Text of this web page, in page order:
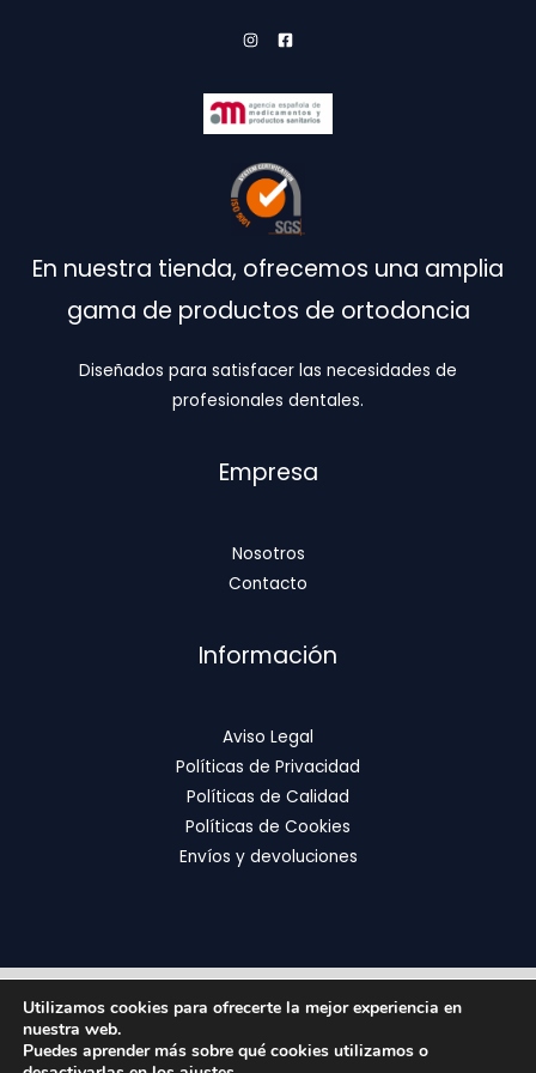
En nuestra tienda, ofrecemos una amplia
gama de productos de ortodoncia
Diseñados para satisfacer las necesidades de
profesionales dentales.
Empresa
Nosotros
Contacto
Información
Aviso Legal
Políticas de Privacidad
Políticas de Calidad
Políticas de Cookies
Envíos y devoluciones
Copyright © 2026 | FixOrthodontics
Utilizamos cookies para ofrecerte la mejor experiencia en
nuestra web.
Puedes aprender más sobre qué cookies utilizamos o